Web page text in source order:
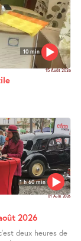
10 min
15 Août 2026
1 h 60 min
01 Août 2026
2026
deux heures de